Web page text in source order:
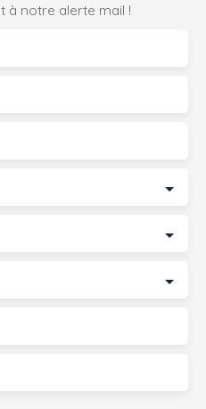
à notre alerte mail !